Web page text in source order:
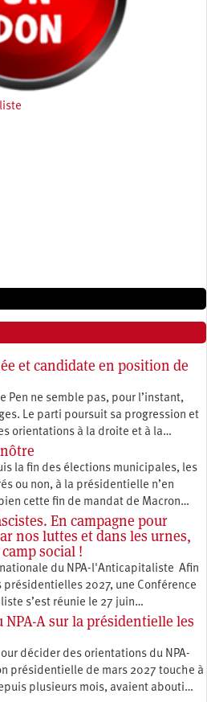
et candidate en position de
Pen ne semble pas, pour l’instant,
Le parti poursuit sa progression et
orientations à la droite et à la…
la fin des élections municipales, les
ou non, à la présidentielle n’en
cette fin de mandat de Macron…
En campagne pour
nos luttes et dans les urnes,
social !
du NPA-l'Anticapitaliste Afin
2027, une Conférence
s’est réunie le 27 juin…
A sur la présidentielle les
décider des orientations du NPA-
présidentielle de mars 2027 touche à
plusieurs mois, avaient abouti…